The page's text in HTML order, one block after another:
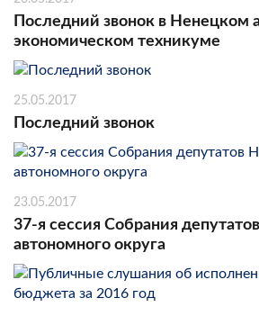
Последний звонок в Ненецком
экономическом техникуме
25.05.2017
Последний звонок
23.05.2017
37-я сессия Собрания
автономного округа